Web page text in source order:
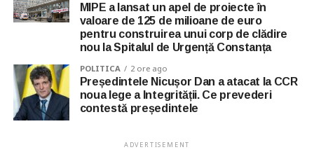
MIPE a lansat un apel de proiecte în
valoare de 125 de milioane de euro
pentru construirea unui corp de clădire
nou la Spitalul de Urgență Constanța
POLITICA 2 ore ago
Președintele Nicușor Dan a atacat la CCR
noua lege a Integrității. Ce prevederi
contestă președintele
ADVERTISEMENT